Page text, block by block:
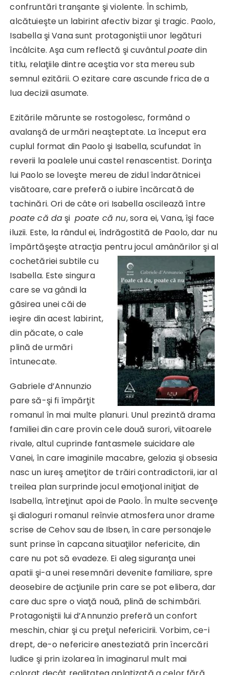
confruntări tranşante şi violente. În schimb,
alcătuieşte un labirint afectiv bizar şi tragic. Paolo,
Isabella şi Vana sunt protagoniştii unor legături
încâlcite. Aşa cum reflectă şi cuvântulpoatedin
titlu, relaţiile dintre aceştia vor sta mereu sub
semnul ezitării. O ezitare care ascunde frica de a
lua decizii asumate.
Ezitările mărunte se rostogolesc, formând o
avalanşă de urmări neaşteptate. La început era
cuplul format din Paolo şi Isabella, scufundat în
reverii la poalele unui castel renascentist. Dorinţa
lui Paolo se loveşte mereu de zidul îndarătnicei
visătoare, care preferă o iubire încărcată de
tachinări. Ori de câte ori Isabella oscilează între
poate că da şi poate că nu, sora ei, Vana, îşi face
iluzii. Este, la rândul ei, îndrăgostită de Paolo, dar nu
împărtăşeşte atracţia pentru jocul amânărilor şi al
cochetăriei subtile cu
Isabella. Este singura
care se va gândi la
găsirea unei căi de
ieşire din acest labirint,
din păcate, o cale
plină de urmări
întunecate.
Gabriele d’Annunzio
pare să-şi fi împărţit
romanul în mai multe planuri. Unul prezintă drama
familiei din care provin cele două surori, viitoarele
rivale, altul cuprinde fantasmele suicidare ale
Vanei, în care imaginile macabre, gelozia şi obsesia
nasc un iureş ameţitor de trăiri contradictorii, iar al
treilea plan surprinde jocul emoţional iniţiat de
Isabella, întreţinut apoi de Paolo. În multe secvenţe
şi dialoguri romanul reînvie atmosfera unor drame
scrise de Cehov sau de Ibsen, în care personajele
sunt prinse în capcana situaţiilor nefericite, din
care nu pot să evadeze. Ei aleg siguranţa unei
apatii şi-a unei resemnări devenite familiare, spre
deosebire de acţiunile prin care se pot elibera, dar
care duc spre o viaţă nouă, plină de schimbări.
Protagoniştii lui d’Annunzio preferă un confort
meschin, chiar şi cu preţul nefericirii. Vorbim, ce-i
drept, de-o nefericire anesteziată prin încercări
ludice şi prin izolarea în imaginarul mult mai